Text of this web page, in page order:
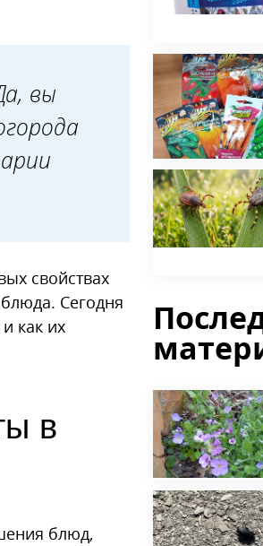
вы
свойствах
Сегодня
как их
в
блюд,